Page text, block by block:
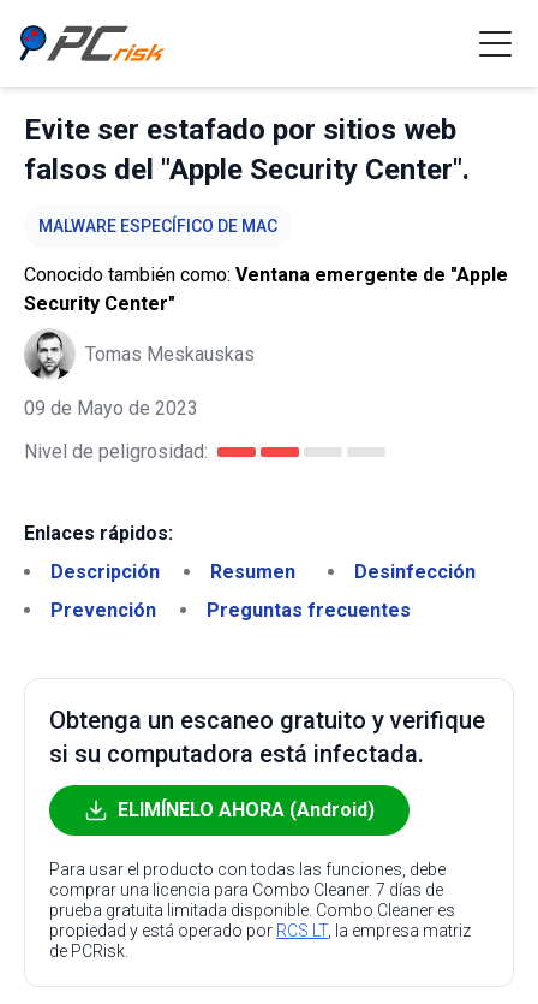
Evite ser estafado por sitios web
falsos del "Apple Security Center".
MALWARE ESPECÍFICO DE MAC
Conocido también como: Ventana emergente de "Apple
Security Center"
Tomas Meskauskas
09 de Mayo de 2023
Nivel de peligrosidad:
Enlaces rápidos:
Descripción
Resumen
Desinfección
Prevención
Preguntas frecuentes
Obtenga un escaneo gratuito y verifique
si su computadora está infectada.
ELIMÍNELO AHORA (Android)
Para usar el producto con todas las funciones, debe
comprar una licencia para Combo Cleaner. 7 días de
prueba gratuita limitada disponible. Combo Cleaner es
propiedad y está operado por RCS LT, la empresa matriz
de PCRisk.